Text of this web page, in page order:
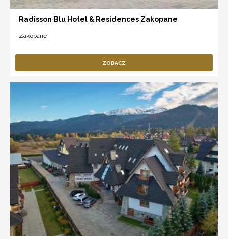
Radisson Blu Hotel & Residences Zakopane
Zakopane
ZOBACZ